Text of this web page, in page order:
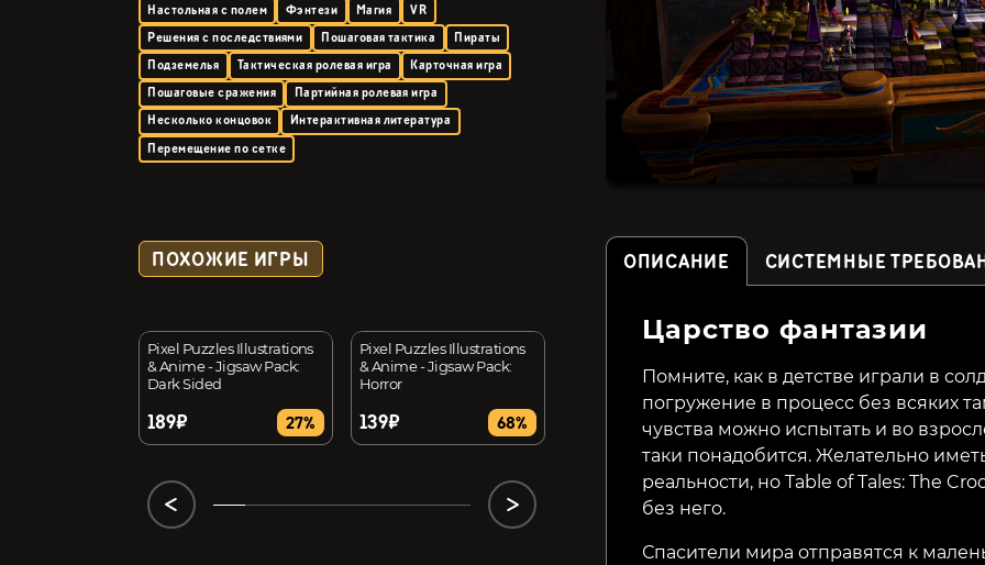
Настольная с полем Фэнтези Магия
VR
Решения с последствиями
Пошаговая тактика
Пираты
Подземелья
Тактическая ролевая игра
Карточная игра
Пошаговые сражения
Партийная ролевая игра
Несколько концовок
Интерактивная литература
Перемещение по сетке
ПОХОЖИЕ ИГРЫ
Pixel Puzzles Illustrations
& Anime - Jigsaw Pack:
Dark Sided
189₽ 27%
Pixel Puzzles Illustrations
& Anime - Jigsaw Pack:
Horror
139₽ 68%
Pixel Puzzles Illustrations
& Anime - Jigsaw Pack:
Pixel Puzzles Illustrations
Samurai
139₽ 68%
ОПИСАНИЕ СИСТЕМНЫЕ
Царство фантазии
Помните, как в детстве играли в
погружение в процесс без всяких
чувства можно испытать и во
таки понадобится. Желательно
реальности, но Table of Tales: The
без него.
Спасители мира отправятся к